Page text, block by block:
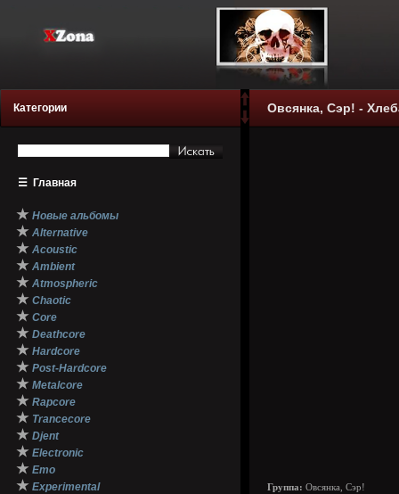
Категории
☰ Главная
★ Новые альбомы
★ Alternative
★ Acoustic
★ Ambient
★ Atmospheric
★ Chaotic
★ Core
★ Deathcore
★ Hardcore
★ Post-Hardcore
★ Metalcore
★ Rapcore
★ Trancecore
★ Djent
★ Electronic
★ Emo
★ Experimental
Овсянка, Сэр! -
Группа: Овсянка, Сэр!